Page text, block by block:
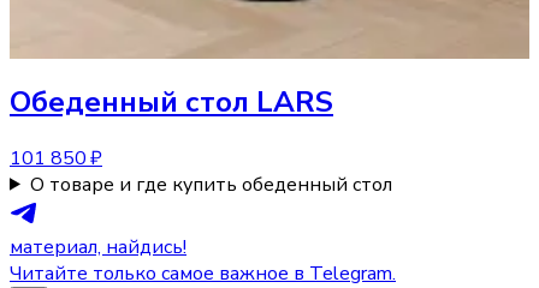
Обеденный стол LARS
101 850 ₽
О товаре и где купить обеденный стол
материал, найдись!
Читайте только самое важное в Telegram.